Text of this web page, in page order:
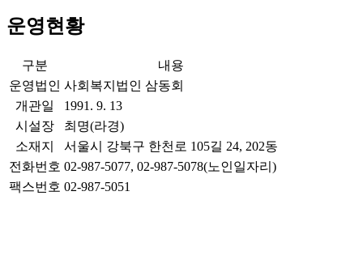
운영현황
구분
내용
운영법인 사회복지법인 삼동회
개관일
1991. 9. 13
시설장
최명(라경)
소재지
서울시 강북구 한천로 105길 24, 202동
전화번호 02-987-5077, 02-987-5078(노인일자리)
팩스번호 02-987-5051